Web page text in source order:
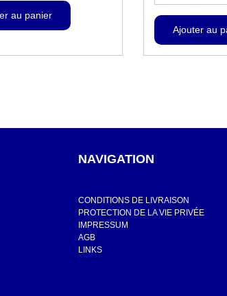
NAVIGATION
CONDITIONS DE LIVRAISON
PROTECTION DE LA VIE PRIVÉE
IMPRESSUM
AGB
LINKS